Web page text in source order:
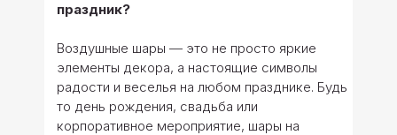
праздник?
Воздушные шары — это не просто яркие
элементы декора, а настоящие символы
радости и веселья на любом празднике. Будь
то день рождения, свадьба или
корпоративное мероприятие, шары на